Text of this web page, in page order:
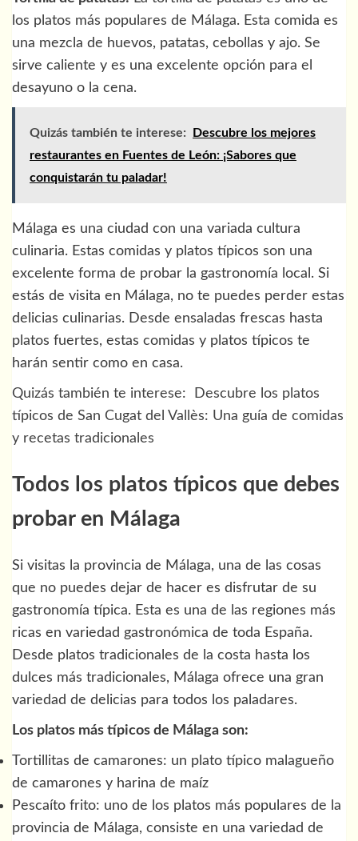
los platos más populares de Málaga. Esta comida es
una mezcla de huevos, patatas, cebollas y ajo. Se
sirve caliente y es una excelente opción para el
desayuno o la cena.
Quizás también te interese:
Descubre los mejores
restaurantes en Fuentes de León: ¡Sabores que
conquistarán tu paladar!
Málaga es una ciudad con una variada cultura
culinaria. Estas comidas y platos típicos son una
excelente forma de probar la gastronomía local. Si
estás de visita en Málaga, no te puedes perder estas
delicias culinarias. Desde ensaladas frescas hasta
platos fuertes, estas comidas y platos típicos te
harán sentir como en casa.
Quizás también te interese:
Descubre los platos
típicos de San Cugat del Vallès: Una guía de comidas
y recetas tradicionales
Todos los platos típicos que debes
probar en Málaga
Si visitas la provincia de Málaga, una de las cosas
que no puedes dejar de hacer es disfrutar de su
gastronomía típica. Esta es una de las regiones más
ricas en variedad gastronómica de toda España.
Desde platos tradicionales de la costa hasta los
dulces más tradicionales, Málaga ofrece una gran
variedad de delicias para todos los paladares.
Los platos más típicos de Málaga son:
Tortillitas de camarones: un plato típico malagueño
de camarones y harina de maíz
Pescaíto frito: uno de los platos más populares de la
provincia de Málaga, consiste en una variedad de